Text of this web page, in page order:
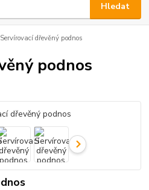
Hledat
Servírovací dřevěný podnos
podnos